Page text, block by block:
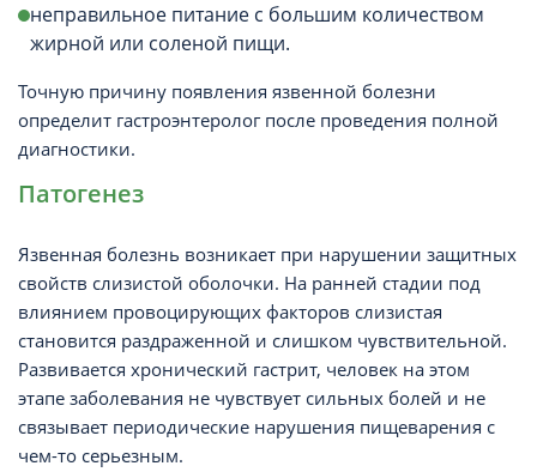
неправильное питание с большим количеством
жирной или соленой пищи.
Точную причину появления язвенной болезни
определит гастроэнтеролог после проведения полной
диагностики.
Патогенез
Язвенная болезнь возникает при нарушении защитных
свойств слизистой оболочки. На ранней стадии под
влиянием провоцирующих факторов слизистая
становится раздраженной и слишком чувствительной.
Развивается хронический гастрит, человек на этом
этапе заболевания не чувствует сильных болей и не
связывает периодические нарушения пищеварения с
чем-то серьезным.